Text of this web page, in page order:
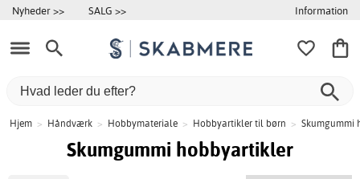
Nyheder >> SALG >> Information
Hjem > Håndværk > Hobbymateriale > Hobbyartikler til børn > Skumgummi
Skumgummi hobbyartikler